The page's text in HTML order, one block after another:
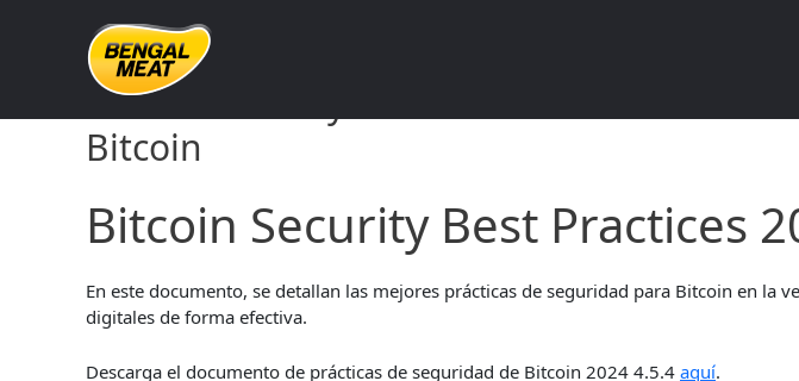
Bitcoin Security Best Practices 2024 4.5.4
Bitcoin
Bitcoin Security Best Practices
En este documento, se detallan las mejores prácticas de seguridad para Bitcoin en la
digitales de forma efectiva.
Descarga el documento de prácticas de seguridad de Bitcoin 2024 4.5.4 aquí.